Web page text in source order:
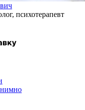
психотерапевт